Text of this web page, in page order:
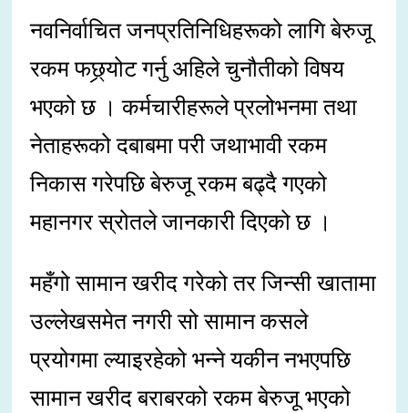
नवनिर्वाचित जनप्रतिनिधिहरूको लागि बेरुजू
रकम फछ्र्योट गर्नु अहिले चुनौतीको विषय
भएको छ । कर्मचारीहरूले प्रलोभनमा तथा
नेताहरूको दबाबमा परी जथाभावी रकम
निकास गरेपछि बेरुजू रकम बढ्दै गएको
महानगर स्रोतले जानकारी दिएको छ ।
महँगो सामान खरीद गरेको तर जिन्सी खातामा
उल्लेखसमेत नगरी सो सामान कसले
प्रयोगमा ल्याइरहेको भन्ने यकीन नभएपछि
सामान खरीद बराबरको रकम बेरुजू भएको